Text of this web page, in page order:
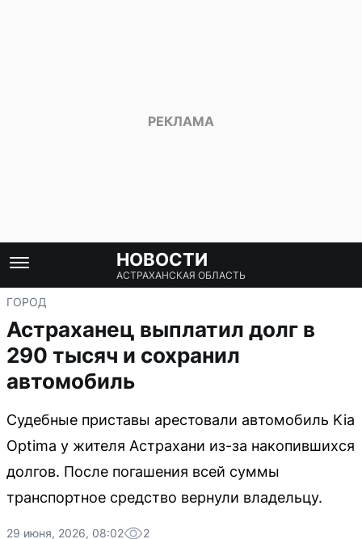
НОВОСТИ
АСТРАХАНСКАЯ ОБЛАСТЬ
ГОРОД
Астраханец выплатил долг в
290 тысяч и сохранил
автомобиль
Судебные приставы арестовали автомобиль Kia
Optima у жителя Астрахани из-за накопившихся
долгов. После погашения всей суммы
транспортное средство вернули владельцу.
29 июня, 2026, 08:02 2